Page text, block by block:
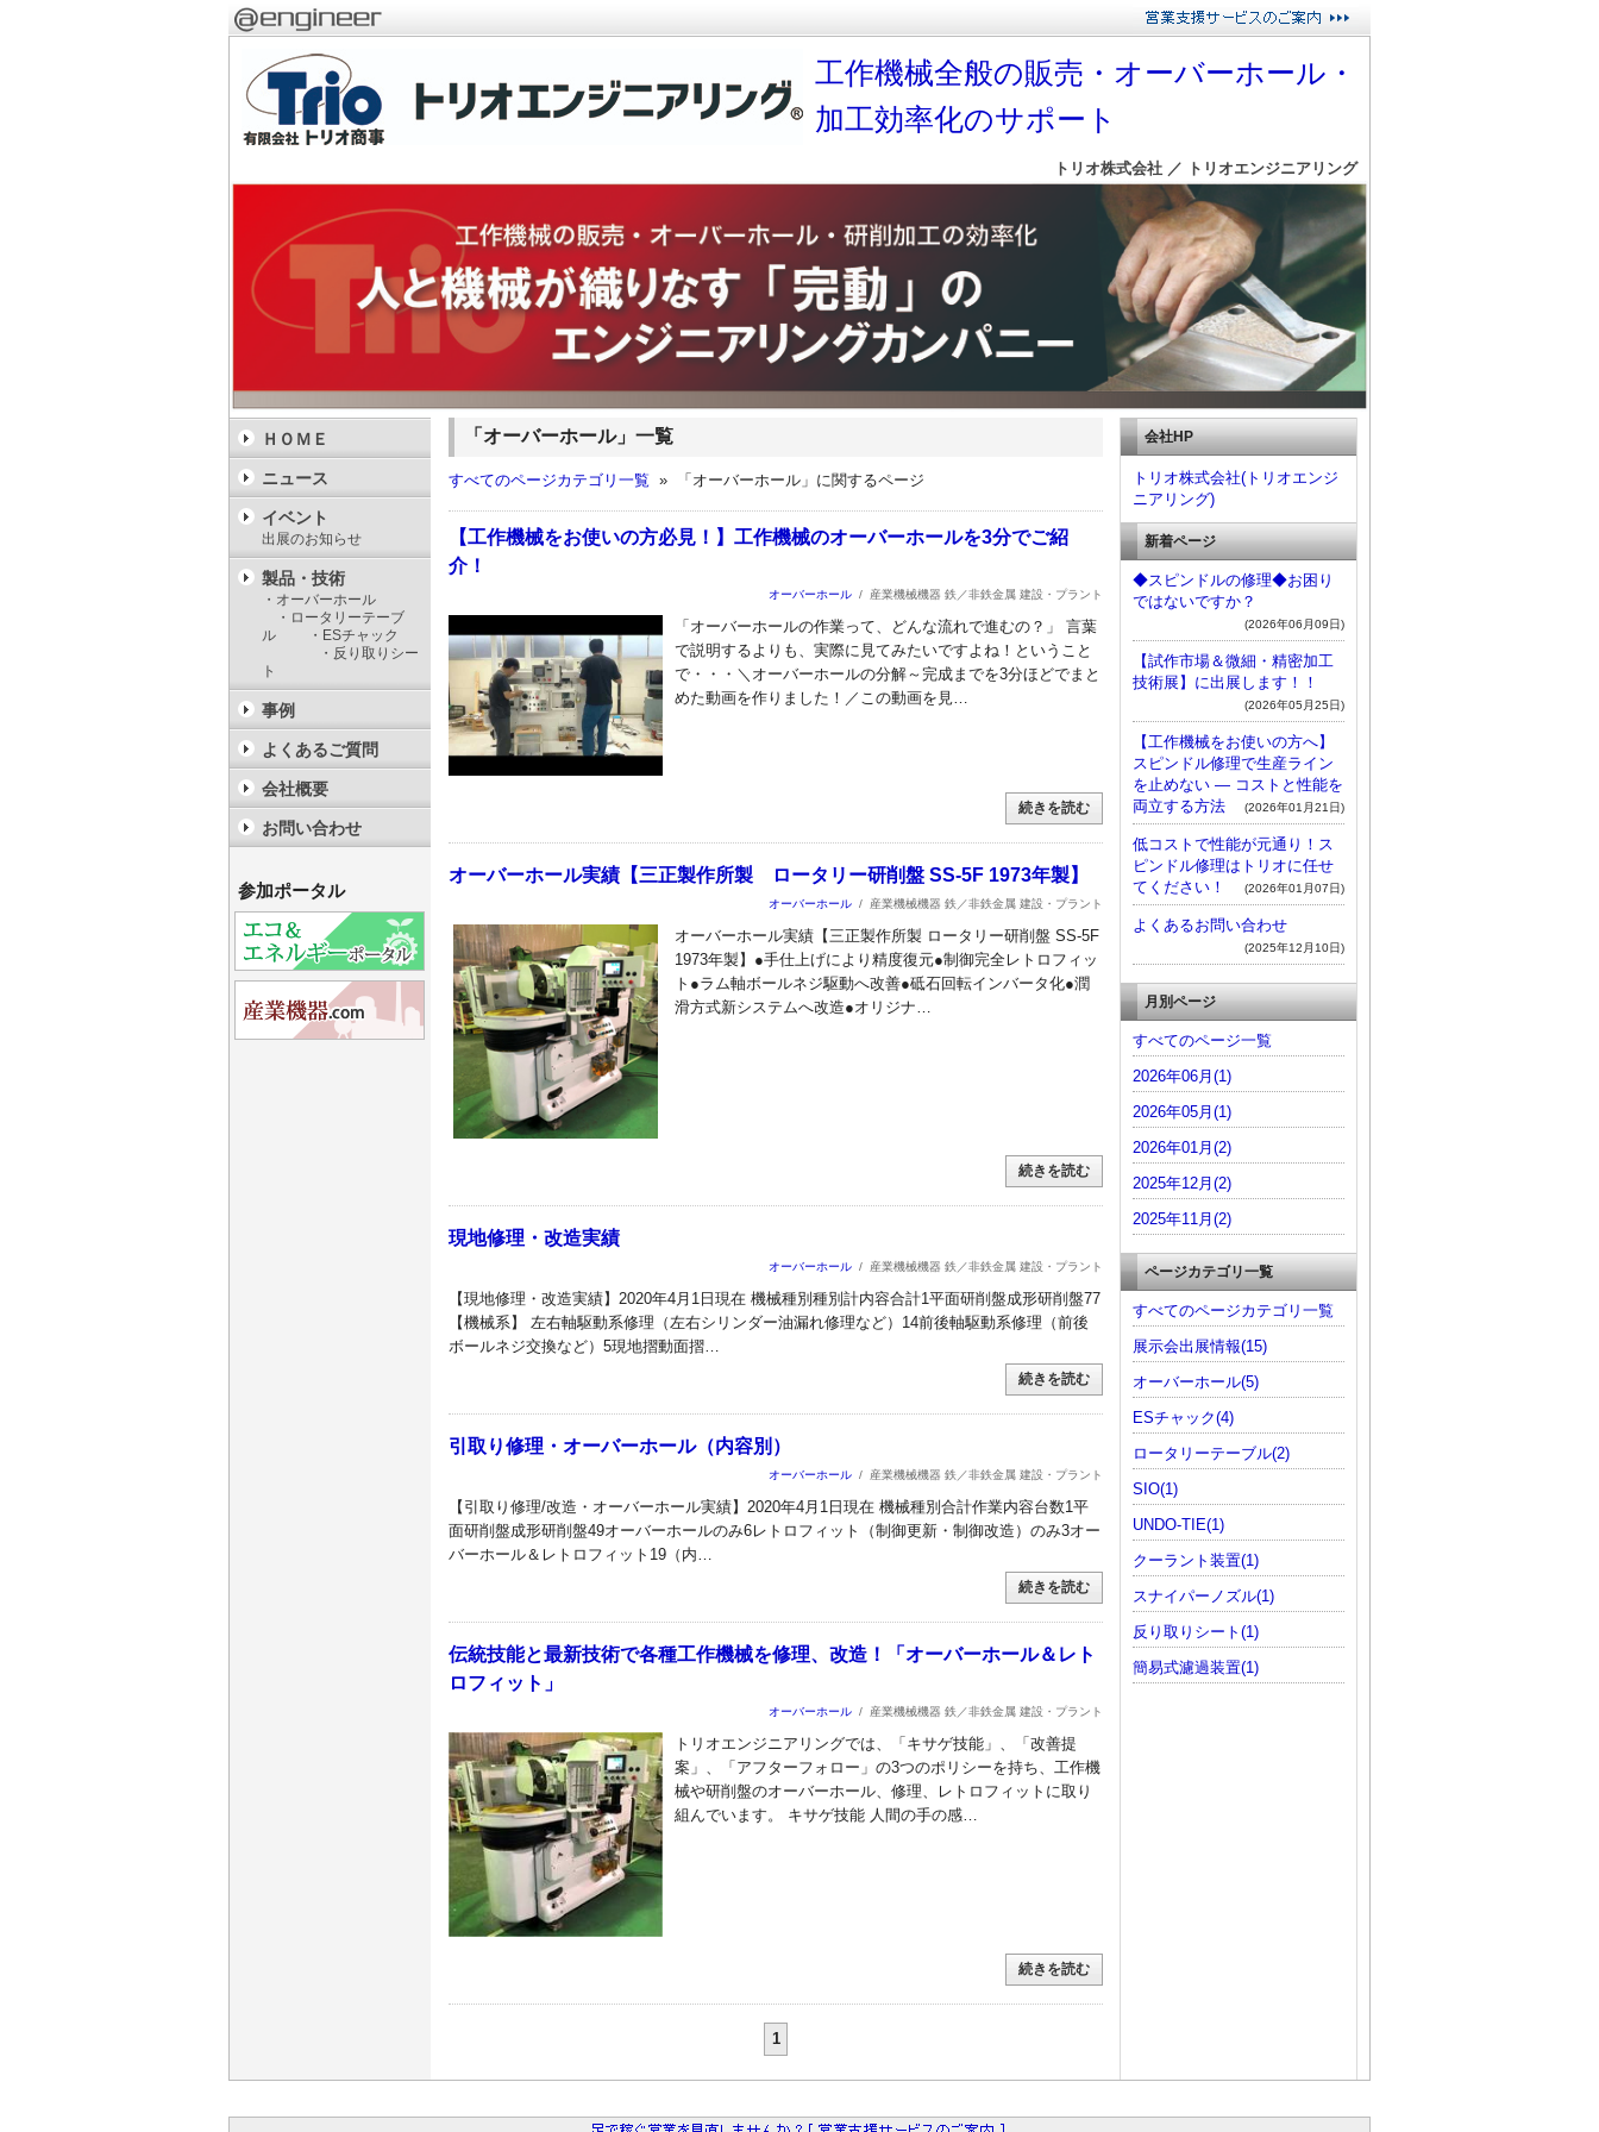
工作機械全般の販売・オーバーホール・
加工効率化のサポート
トリオ株式会社 ／ トリオエンジニアリング
「オーバーホール」一覧
すべてのページカテゴリ一覧 » 「オーバーホール」に関するページ
【工作機械をお使いの方必見！】工作機械のオーバーホールを3分でご紹
介！
オーバーホール / 産業機械機器 鉄／非鉄金属 建設・プラント
「オーバーホールの作業って、どんな流れで進むの？」 言葉
で説明するよりも、実際に見てみたいですよね！ということ
で・・・＼オーバーホールの分解～完成までを3分ほどでまと
めた動画を作りました！／この動画を見…
続きを読む
オーバーホール実績【三正製作所製 ロータリー研削盤 SS-5F 1973年製】
オーバーホール / 産業機械機器 鉄／非鉄金属 建設・プラント
オーバーホール実績【三正製作所製 ロータリー研削盤 SS-5F
1973年製】●手仕上げにより精度復元●制御完全レトロフィッ
ト●ラム軸ボールネジ駆動へ改善●砥石回転インバータ化●潤
滑方式新システムへ改造●オリジナ…
続きを読む
現地修理・改造実績
オーバーホール / 産業機械機器 鉄／非鉄金属 建設・プラント
【現地修理・改造実績】2020年4月1日現在 機械種別種別計内容合計1平面研削盤成形研削盤77
【機械系】 左右軸駆動系修理（左右シリンダー油漏れ修理など）14前後軸駆動系修理（前後
ボールネジ交換など）5現地摺動面摺…
続きを読む
引取り修理・オーバーホール（内容別）
オーバーホール / 産業機械機器 鉄／非鉄金属 建設・プラント
【引取り修理/改造・オーバーホール実績】2020年4月1日現在 機械種別合計作業内容台数1平
面研削盤成形研削盤49オーバーホールのみ6レトロフィット（制御更新・制御改造）のみ3オー
バーホール＆レトロフィット19（内…
続きを読む
伝統技能と最新技術で各種工作機械を修理、改造！「オーバーホール＆レト
ロフィット」
オーバーホール / 産業機械機器 鉄／非鉄金属 建設・プラント
トリオエンジニアリングでは、「キサゲ技能」、「改善提
案」、「アフターフォロー」の3つのポリシーを持ち、工作機
械や研削盤のオーバーホール、修理、レトロフィットに取り
組んでいます。 キサゲ技能 人間の手の感…
続きを読む
1
ＨＯＭＥ
ニュース
イベント
出展のお知らせ
製品・技術
・オーバーホール
・ロータリーテーブ
ル ・ESチャック
・反り取りシー
ト
事例
よくあるご質問
会社概要
お問い合わせ
参加ポータル
会社HP
トリオ株式会社(トリオエンジ
ニアリング)
新着ページ
◆スピンドルの修理◆お困り
ではないですか？
(2026年06月09日)
【試作市場＆微細・精密加工
技術展】に出展します！！
(2026年05月25日)
【工作機械をお使いの方へ】
スピンドル修理で生産ライン
を止めない ― コストと性能を
両立する方法
(2026年01月21日)
低コストで性能が元通り！ス
ピンドル修理はトリオに任せ
てください！
(2026年01月07日)
よくあるお問い合わせ
(2025年12月10日)
月別ページ
すべてのページ一覧
2026年06月(1)
2026年05月(1)
2026年01月(2)
2025年12月(2)
2025年11月(2)
ページカテゴリ一覧
すべてのページカテゴリ一覧
展示会出展情報(15)
オーバーホール(5)
ESチャック(4)
ロータリーテーブル(2)
SIO(1)
UNDO-TIE(1)
クーラント装置(1)
スナイパーノズル(1)
反り取りシート(1)
簡易式濾過装置(1)